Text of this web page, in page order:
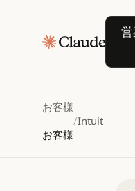
お客様
お客様
/Intuit